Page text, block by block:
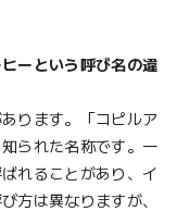
ーという呼び名の違
ります。「コピルア
られた名称です。一
れることがあり、イ
方は異なりますが、